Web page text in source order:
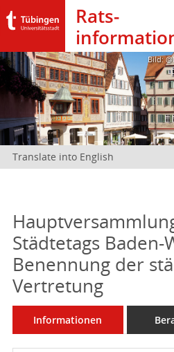
Rats­
Bild:
Translate into English
Städtetags
Benennung der
Vertretung
Informationen